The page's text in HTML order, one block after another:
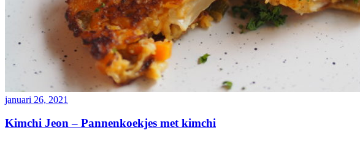
januari 26, 2021
Kimchi Jeon – Pannenkoekjes met kimchi